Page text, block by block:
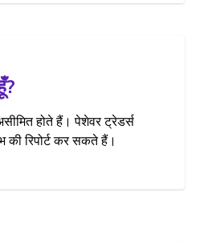
होते हैं। पेशेवर ट्रेडर्स
रिपोर्ट कर सकते हैं।